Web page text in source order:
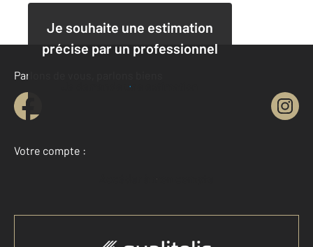
Je souhaite une estimation
précise par un professionnel
Je demande une estimation
Parlons de vous, parlons biens
Votre compte :
Accéder à mon compte